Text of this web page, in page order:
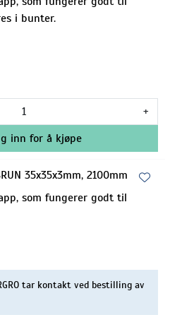
i bunter.
+
inn for å kjøpe
35x35x3mm, 2100mm
som fungerer godt til
tar kontakt ved bestilling av